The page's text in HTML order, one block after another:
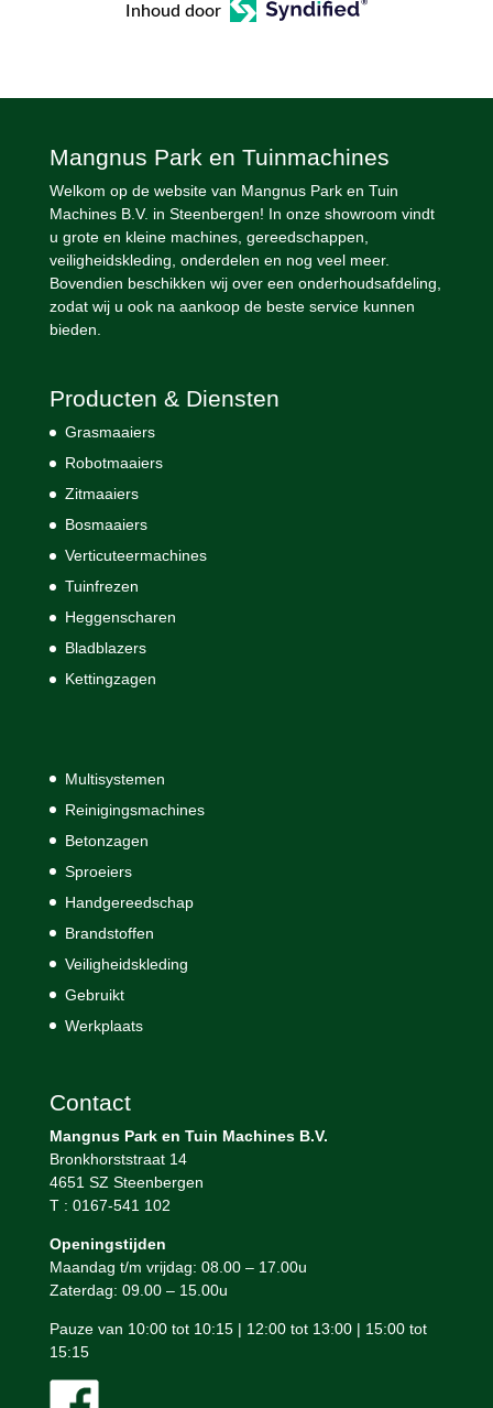
Inhoud door
Mangnus Park en Tuinmachines
Welkom op de website van Mangnus Park en Tuin
Machines B.V. in Steenbergen! In onze showroom vindt
u grote en kleine machines, gereedschappen,
veiligheidskleding, onderdelen en nog veel meer.
Bovendien beschikken wij over een onderhoudsafdeling,
zodat wij u ook na aankoop de beste service kunnen
bieden.
Producten & Diensten
Grasmaaiers
Robotmaaiers
Zitmaaiers
Bosmaaiers
Verticuteermachines
Tuinfrezen
Heggenscharen
Bladblazers
Kettingzagen
Multisystemen
Reinigingsmachines
Betonzagen
Sproeiers
Handgereedschap
Brandstoffen
Veiligheidskleding
Gebruikt
Werkplaats
Contact
Mangnus Park en Tuin Machines B.V.
Bronkhorststraat 14
4651 SZ Steenbergen
T : 0167-541 102
Openingstijden
Maandag t/m vrijdag: 08.00 – 17.00u
Zaterdag: 09.00 – 15.00u
Pauze van 10:00 tot 10:15 | 12:00 tot 13:00 | 15:00 tot
15:15